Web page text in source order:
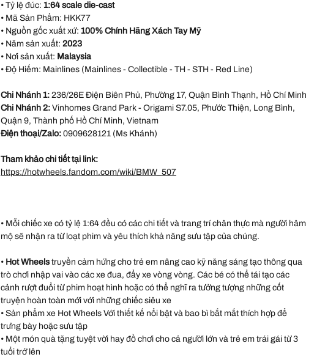
• Tỷ lệ đúc: 1:64 scale die-cast
• Mã Sản Phẩm: HKK77
• Nguồn gốc xuất xứ: 100% Chính Hãng Xách Tay Mỹ
• Năm sản xuất: 2023
• Nơi sản xuất: Malaysia
• Độ Hiếm: Mainlines (Mainlines - Collectible - TH - STH - Red Line)
Chi Nhánh 1: 236/26E Điện Biên Phủ, Phường 17, Quận Bình Thạnh, Hồ Chí Minh
Chi Nhánh 2: Vinhomes Grand Park - Origami S7.05, Phước Thiện, Long Bình,
Quận 9, Thành phố Hồ Chí Minh, Vietnam
Điện thoại/Zalo: 0909628121 (Ms Khánh)
Tham khảo chi tiết tại link:
https://hotwheels.fandom.com/wiki/BMW_507
• Mỗi chiếc xe có tỷ lệ 1:64 đều có các chi tiết và trang trí chân thực mà người hâm
mộ sẽ nhận ra từ loạt phim và yêu thích khả năng sưu tập của chúng.
• Hot Wheelstruyền cảm hứng cho trẻ em nâng cao kỹ năng sáng tạo thông qua
trò chơi nhập vai vào các xe đua, đẩy xe vòng vòng. Các bé có thể tái tạo các
cảnh rượt đuổi từ phim hoạt hình hoặc có thể nghĩ ra tưởng tượng những cốt
truyện hoàn toàn mới với những chiếc siêu xe
• Sản phẩm xe Hot Wheels Với thiết kế nổi bật và bao bì bắt mắt thích hợp để
trưng bày hoặc sưu tập
• Một món quà tặng tuyệt vời hay đồ chơi cho cả người lớn và trẻ em trái gái từ 3
tuổi trở lên